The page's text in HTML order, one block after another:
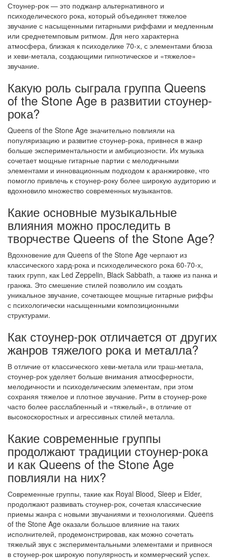
Стоунер-рок — это поджанр альтернативного и
психоделического рока, который объединяет тяжелое
звучание с насыщенными гитарными риффами и медленным
или среднетемповым ритмом. Для него характерна
атмосфера, близкая к психоделике 70-х, с элементами блюза
и хеви-метала, создающими гипнотическое и «тяжелое»
звучание.
Какую роль сыграла группа Queens
of the Stone Age в развитии стоунер-
рока?
Queens of the Stone Age значительно повлияли на
популяризацию и развитие стоунер-рока, привнеся в жанр
больше экспериментальности и амбициозности. Их музыка
сочетает мощные гитарные партии с мелодичными
элементами и инновационным подходом к аранжировке, что
помогло привлечь к стоунер-року более широкую аудиторию и
вдохновило множество современных музыкантов.
Какие основные музыкальные
влияния можно проследить в
творчестве Queens of the Stone Age?
Вдохновение для Queens of the Stone Age черпают из
классического хард-рока и психоделического рока 60-70-х,
таких групп, как Led Zeppelin, Black Sabbath, а также из панка и
гранжа. Это смешение стилей позволило им создать
уникальное звучание, сочетающее мощные гитарные риффы
с психологически насыщенными композиционными
структурами.
Как стоунер-рок отличается от других
жанров тяжелого рока и металла?
В отличие от классического хеви-метала или траш-метала,
стоунер-рок уделяет больше внимания атмосферности,
мелодичности и психоделическим элементам, при этом
сохраняя тяжелое и плотное звучание. Ритм в стоунер-роке
часто более расслабленный и «тяжелый», в отличие от
высокоскоростных и агрессивных стилей металла.
Какие современные группы
продолжают традиции стоунер-рока
и как Queens of the Stone Age
повлияли на них?
Современные группы, такие как Royal Blood, Sleep и Elder,
продолжают развивать стоунер-рок, сочетая классические
приемы жанра с новыми звучаниями и технологиями. Queens
of the Stone Age оказали большое влияние на таких
исполнителей, продемонстрировав, как можно сочетать
тяжелый звук с экспериментальными элементами и привнося
в стоунер-рок широкую популярность и коммерческий успех.